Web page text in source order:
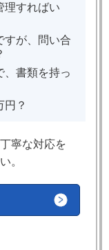
理すればい
すが、問い合
、書類を持っ
円？
寧な対応を
。